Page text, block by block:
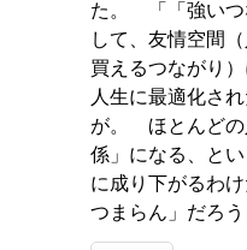
た。 「「強いつ
して、友情空間
買えるつながり
人生に最適化さ
が。 ほとんどの
係」になる、と
に成り下がるわ
つまらん」だろう